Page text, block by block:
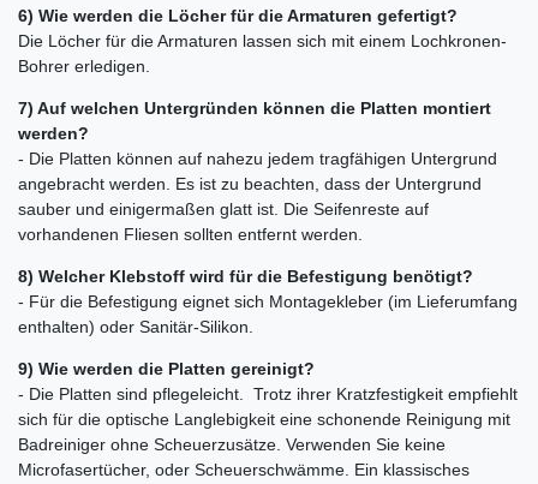
6) Wie werden die Löcher für die Armaturen gefertigt?
Die Löcher für die Armaturen lassen sich mit einem Lochkronen-
Bohrer erledigen.
7) Auf welchen Untergründen können die Platten montiert
werden?
- Die Platten können auf nahezu jedem tragfähigen Untergrund
angebracht werden. Es ist zu beachten, dass der Untergrund
sauber und einigermaßen glatt ist. Die Seifenreste auf
vorhandenen Fliesen sollten entfernt werden.
8) Welcher Klebstoff wird für die Befestigung benötigt?
- Für die Befestigung eignet sich Montagekleber (im Lieferumfang
enthalten) oder Sanitär-Silikon.
9) Wie werden die Platten gereinigt?
- Die Platten sind pflegeleicht. Trotz ihrer Kratzfestigkeit empfiehlt
sich für die optische Langlebigkeit eine schonende Reinigung mit
Badreiniger ohne Scheuerzusätze. Verwenden Sie keine
Microfasertücher, oder Scheuerschwämme. Ein klassisches